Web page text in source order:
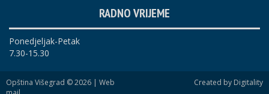
RADNO VRIJEME
Ponedjeljak-Petak
7.30-15.30
Opština Višegrad © 2026 | Web
Created by Digitality